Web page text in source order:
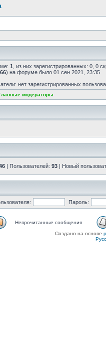
1 , из них зарегистрированных: 0, 0
) на форуме было 01 сен 2021, 23:35
нет зарегистрированных
модераторы
| Пользователей: 93 | Новый
Пароль:
Непрочитанные сообщения
Создано на основе